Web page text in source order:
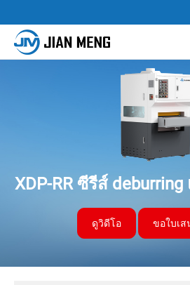
XDP-RR ซีรีส์
ดูวิดีโอ ขอใบเส